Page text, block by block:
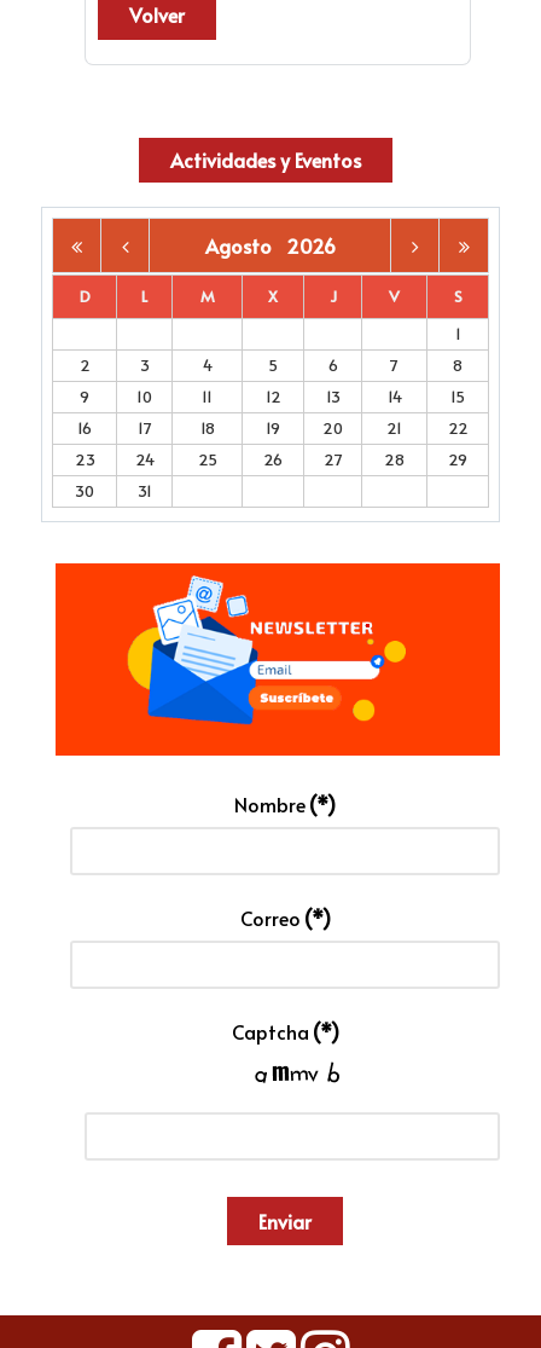
Volver
Actividades y Eventos
Agosto 2026
D L M X J V
S
1
2
3 4 5 6 7
8
9
10 11 12 13 14
15
16
17 18 19 20 21
22
23
24 25 26 27 28
29
30
31
Nombre(*)
Correo (*)
Captcha (*)
Enviar